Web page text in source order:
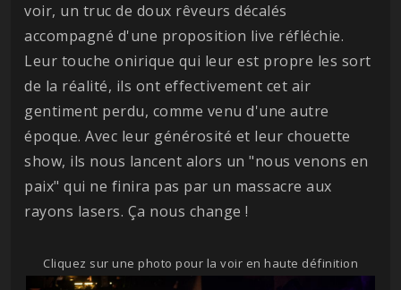
voir, un truc de doux rêveurs décalés
accompagné d'une proposition live réfléchie.
Leur touche onirique qui leur est propre les sort
de la réalité, ils ont effectivement cet air
gentiment perdu, comme venu d'une autre
époque. Avec leur générosité et leur chouette
show, ils nous lancent alors un "nous venons en
paix" qui ne finira pas par un massacre aux
rayons lasers. Ça nous change !
Cliquez sur une photo pour la voir en haute définition